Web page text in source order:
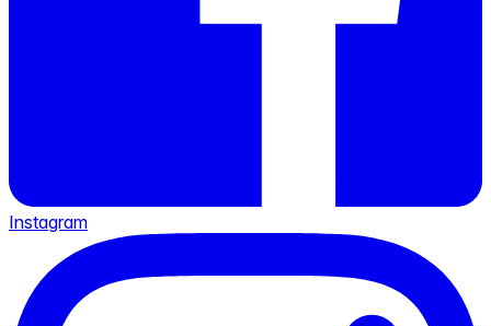
Instagram